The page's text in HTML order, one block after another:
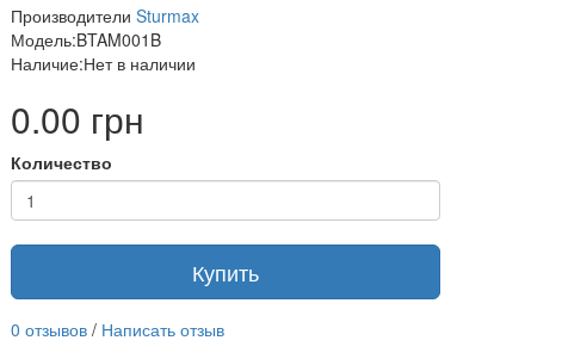
Производители Sturmax
Модель:BTAM001B
Наличие:Нет в наличии
0.00 грн
Количество
Купить
0 отзывов / Написать отзыв